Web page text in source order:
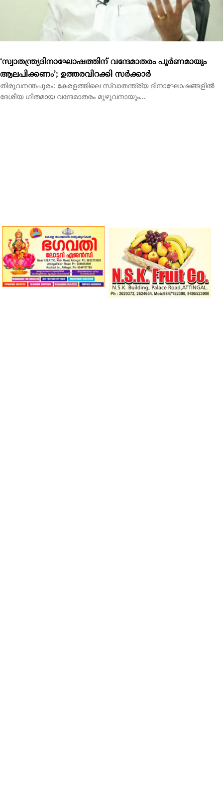
‘സ്വാതന്ത്ര്യദിനാഘോഷത്തിന് വന്ദേമാതരം പൂര്‍ണമായും
ആലപിക്കണം’; ഉത്തരവിറക്കി സര്‍ക്കാര്‍
തിരുവനന്തപുരം: കേരളത്തിലെ സ്വാതന്ത്ര്യ ദിനാഘോഷങ്ങളില്‍
ദേശീയ ഗീതമായ വന്ദേമാതരം മുഴുവനായും...